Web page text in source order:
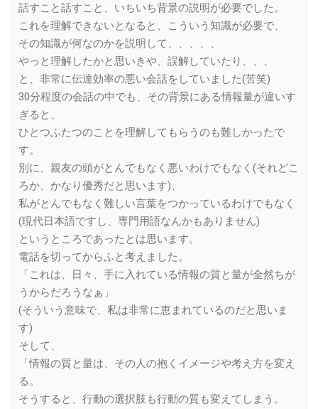
話すこと話すこと、いちいち背景の説明が必要でした。
これを理解できないとなると、こういう知識が必要で、
その知識が何なのかを説明して、、、、、
やっと理解したかと思いきや、誤解していたり、、、
と、非常に伝達効率の悪い会話をしていました(苦笑)
30分程度の会話の中でも、その背景にある情報量が違いす
ぎると、
ひとつふたつのことを理解してもらうのも難しかったで
す。
別に、親友の頭がとんでもなく悪いわけでもなく(それどこ
ろか、かなり優秀だと思います)、
私がとんでもなく難しい言葉をつかっているわけでもなく
(現代日本語ですし、専門用語なんかもありません)
というところであったとは思います。
電話を切ってからふと考えました。
「これは、日々、手に入れている情報の質と量が全然ちが
うからだろうなぁ」
(そういう意味で、私は非常に恵まれているのだと思いま
す)
そして、
「情報の質と量は、その人の抱くイメージや考え方を変え
る。
そうすると、行動の選択肢も行動の質も変えてしまう。